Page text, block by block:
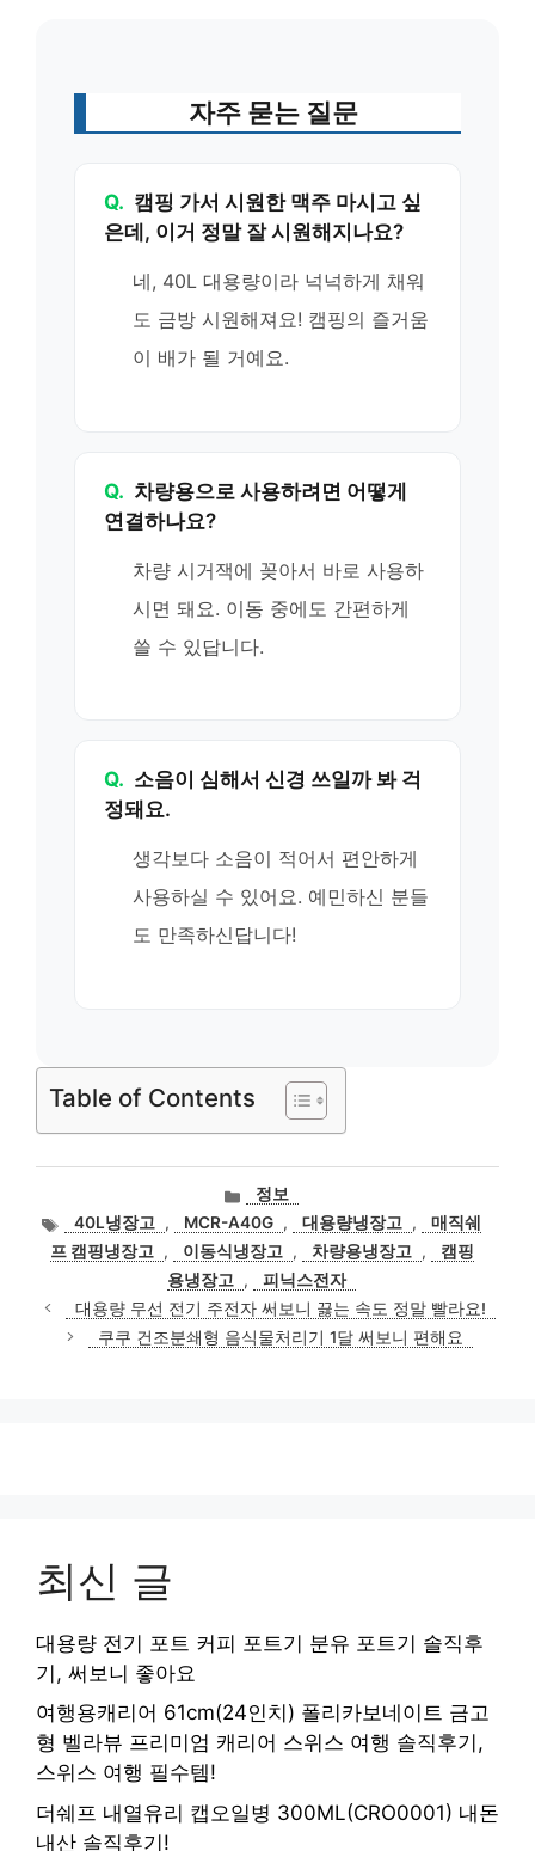
자주 묻는 질문
Q. 캠핑 가서 시원한 맥주 마시고 싶
은데, 이거 정말 잘 시원해지나요?
네, 40L 대용량이라 넉넉하게 채워
도 금방 시원해져요! 캠핑의 즐거움
이 배가 될 거예요.
Q. 차량용으로 사용하려면 어떻게
연결하나요?
차량 시거잭에 꽂아서 바로 사용하
시면 돼요. 이동 중에도 간편하게
쓸 수 있답니다.
Q. 소음이 심해서 신경 쓰일까 봐 걱
정돼요.
생각보다 소음이 적어서 편안하게
사용하실 수 있어요. 예민하신 분들
도 만족하신답니다!
Table of Contents
카
테
고
리
정보
태
그
40L냉장고 , MCR-A40G , 대용량냉장고 ,
매직쉐
프 캠핑냉장고
, 이동식냉장고 , 차량용냉장고 ,
캠핑
용냉장고
,
피닉스전자
대용량 무선 전기 주전자 써보니 끓는 속도 정말 빨라요!
쿠쿠 건조분쇄형 음식물처리기 1달 써보니 편해요
최신 글
대용량 전기 포트 커피 포트기 분유 포트기 솔직후
기, 써보니 좋아요
여행용캐리어 61cm(24인치) 폴리카보네이트 금고
형 벨라뷰 프리미엄 캐리어 스위스 여행 솔직후기,
스위스 여행 필수템!
더쉐프 내열유리 캡오일병 300ML(CRO0001) 내돈
내산 솔직후기!